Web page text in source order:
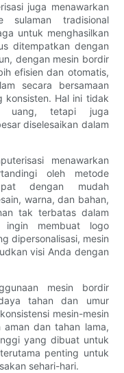
juga menawarkan
sulaman tradisional
untuk menghasilkan
ditempatkan dengan
dengan mesin bordir
efisien dan otomatis,
secara bersamaan
konsisten. Hal ini tidak
uang, tetapi juga
diselesaikan dalam
menawarkan
oleh metode
dengan mudah
warna, dan bahan,
tak terbatas dalam
membuat logo
dipersonalisasi, mesin
visi Anda dengan
mesin bordir
tahan dan umur
mesin-mesin
dan tahan lama,
yang dibuat untuk
penting untuk
sehari-hari.